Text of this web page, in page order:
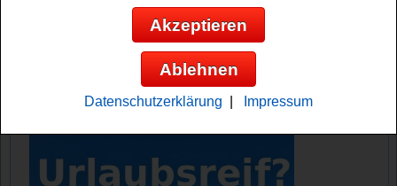
Liegestuhl und Sonnenschirm, Gläsern
und Holzbox sowie 500x ein Gläser-Set
Anzeige:
Akzeptieren
Ablehnen
Datenschutzerklärung Impressum